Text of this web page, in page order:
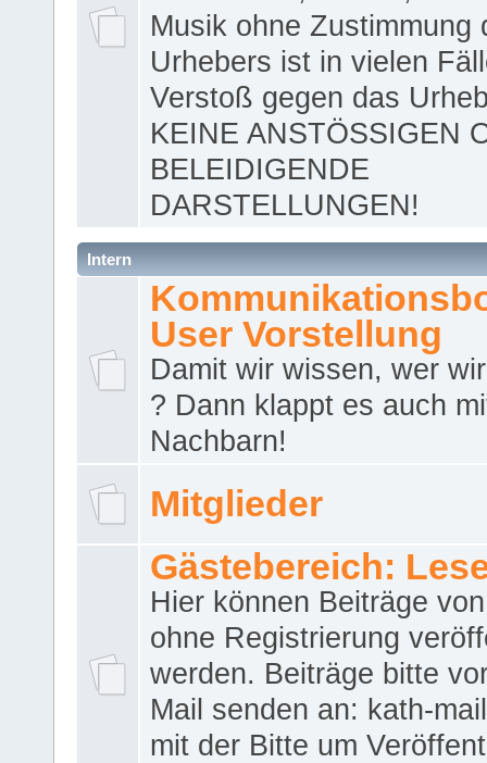
Musik ohne Zustimmung
Urhebers ist in vielen
Verstoß gegen das
KEINE ANSTÖSSIGEN
BELEIDIGENDE
DARSTELLUNGEN!
Intern
User Vorstellung
Damit wir wissen, wer
? Dann klappt es auch
Nachbarn!
Mitglieder
Gästebereich:
Hier können Beiträge
ohne Registrierung
werden. Beiträge bitte
Mail senden an: kath-
mit der Bitte um